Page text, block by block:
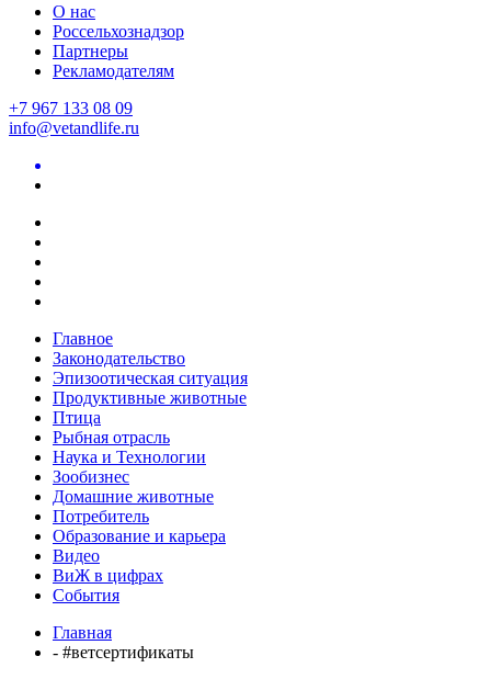
О нас
Россельхознадзор
Партнеры
Рекламодателям
+7 967 133 08 09
info@vetandlife.ru
Главное
Законодательство
Эпизоотическая ситуация
Продуктивные животные
Птица
Рыбная отрасль
Наука и Технологии
Зообизнес
Домашние животные
Потребитель
Образование и карьера
Видео
ВиЖ в цифрах
События
Главная
- #ветсертификаты